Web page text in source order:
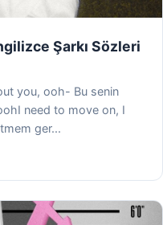
Şarkı Sözleri
you, ooh- Bu senin
need to move on, I
ger...